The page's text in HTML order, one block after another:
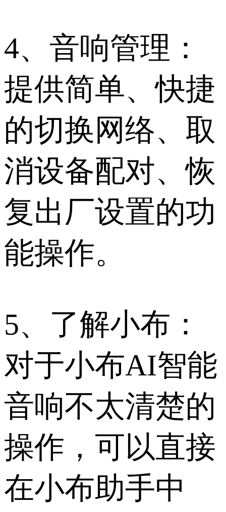
4、音响管理：
提供简单、快捷
的切换网络、取
消设备配对、恢
复出厂设置的功
能操作。
5、了解小布：
对于小布AI智能
音响不太清楚的
操作，可以直接
在小布助手中